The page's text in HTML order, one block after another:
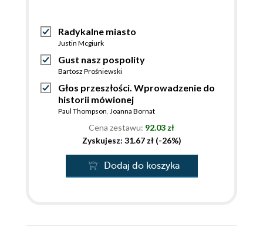
Radykalne miasto
Justin Mcgiurk
Gust nasz pospolity
Bartosz Prośniewski
Głos przeszłości. Wprowadzenie do
historii mówionej
Paul Thompson, Joanna Bornat
Cena zestawu: 92.03 zł
Zyskujesz: 31.67 zł (-26%)
Dodaj do koszyka